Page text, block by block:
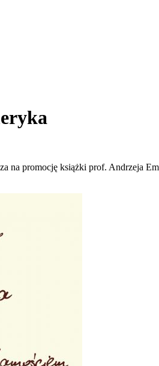
na promocję książki prof. Andrzeja